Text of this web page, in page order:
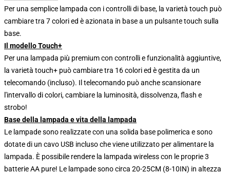
Per una semplice lampada con i controlli di base, la varietà touch può
cambiare tra 7 colori ed è azionata in base a un pulsante touch sulla
base.
Il modello Touch+
Per una lampada più premium con controlli e funzionalità aggiuntive,
la varietà touch+ può cambiare tra 16 colori ed è gestita da un
telecomando (incluso). Il telecomando può anche scansionare
l'intervallo di colori, cambiare la luminosità, dissolvenza, flash e
strobo!
Base della lampada e vita della lampada
Le lampade sono realizzate con una solida base polimerica e sono
dotate di un cavo USB incluso che viene utilizzato per alimentare la
lampada. È possibile rendere la lampada wireless con le proprie 3
batterie AA pure! Le lampade sono circa 20-25CM (8-10IN) in altezza